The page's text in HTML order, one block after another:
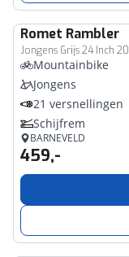
Romet Rambler
Jongens Grijs 24 Inch
Mountainbike
Jongens
21 versnellingen
Schijfrem
BARNEVELD
459,-